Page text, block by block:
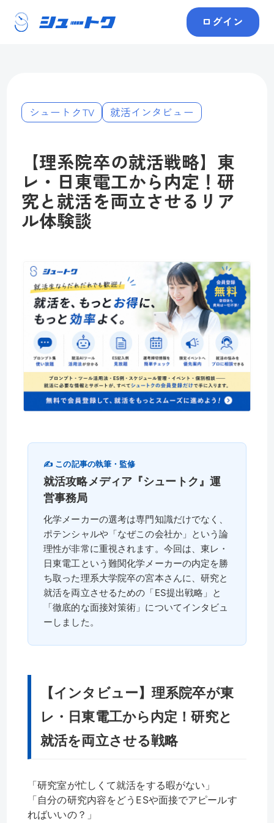
ログイン
シュートクTV 就活インタビュー
【理系院卒の就活戦略】東
レ・日東電工から内定！研
究と就活を両立させるリア
ル体験談
✍️ この記事の執筆・監修
就活攻略メディア『シュートク』運
営事務局
化学メーカーの選考は専門知識だけでなく、
ポテンシャルや「なぜこの会社か」という論
理性が非常に重視されます。今回は、東レ・
日東電工という難関化学メーカーの内定を勝
ち取った理系大学院卒の宮本さんに、研究と
就活を両立させるための「ES提出戦略」と
「徹底的な面接対策術」についてインタビュ
ーしました。
【インタビュー】理系院卒が東
レ・日東電工から内定！研究と
就活を両立させる戦略
「研究室が忙しくて就活をする暇がない」
「自分の研究内容をどうESや面接でアピールす
ればいいの？」